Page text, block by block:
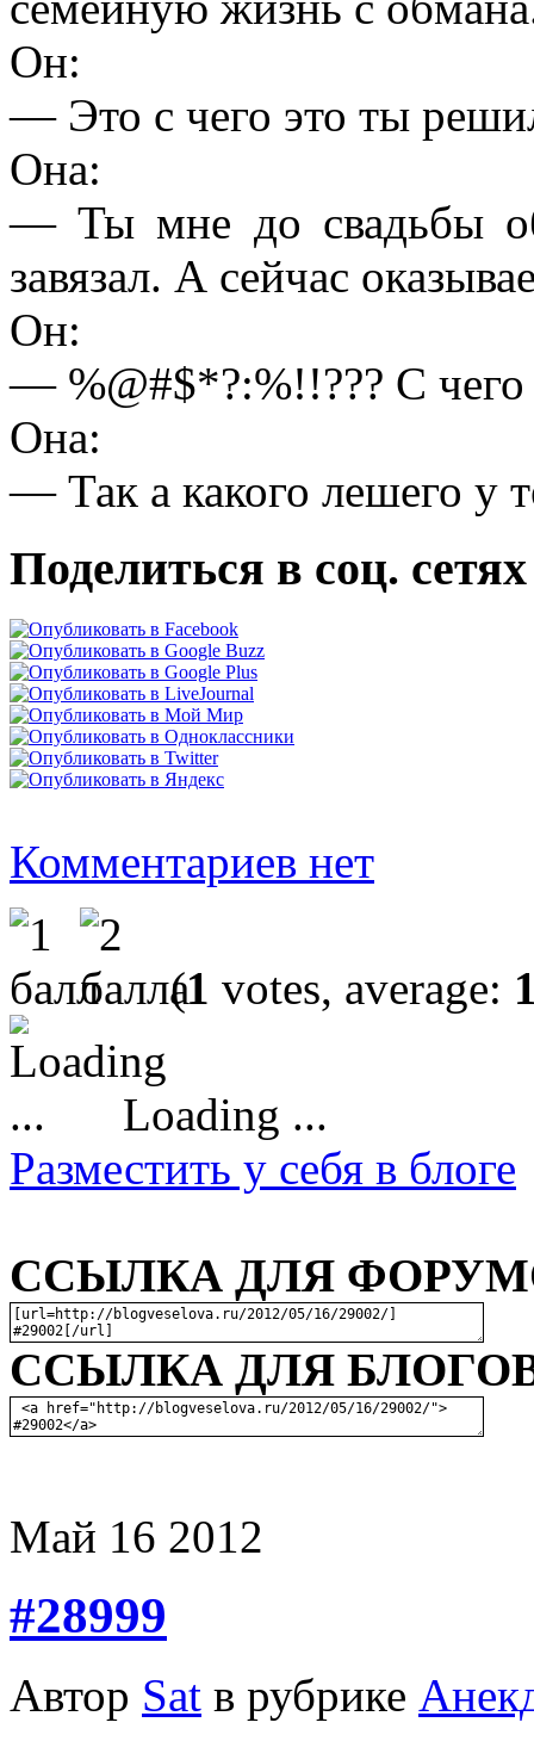
Он:
— Это с чего это ты
Она:
— Ты мне до свадьбы
завязал. А сейчас
Он:
— %@#$*?:%!!??? С чего
Она:
— Так а какого лешего у
Поделиться в соц. сетях
Комментариев нет
(1 votes, average:
Loading ...
Разместить у себя в блоге
ССЫЛКА ДЛЯ
ССЫЛКА ДЛЯ БЛОГОВ
Май 16 2012
#28999
Автор Sat в рубрике